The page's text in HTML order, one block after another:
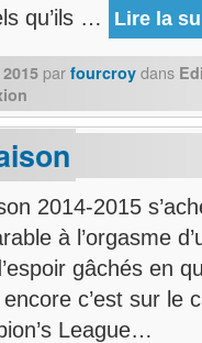
qu’ils …
Lire la
par fourcroy dans
2014-2015
à l’orgasme
gâchés en
c’est sur le
League…